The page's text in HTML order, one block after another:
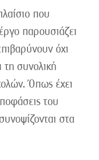
που
παρουσιάζει
όχι
τη συνολική
Όπως έχει
του
στα